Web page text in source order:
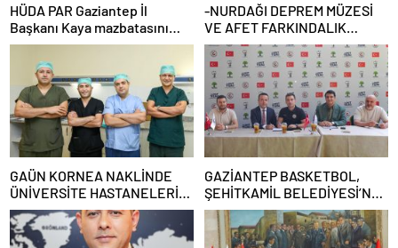
HÜDA PAR Gaziantep İl
Başkanı Kaya mazbatasını
alarak göreve başladı
-NURDAĞI DEPREM MÜZESİ
VE AFET FARKINDALIK
MERKEZİ İÇİN İŞ BİRLİĞİ
PROTOKOLÜ İMZALANDI
GAÜN KORNEA NAKLİNDE
ÜNİVERSİTE HASTANELERİ
ARASINDA İKİNCİ SIRADA
GAZİANTEP BASKETBOL,
ŞEHİTKAMİL BELEDİYESİ’NE
EMANET